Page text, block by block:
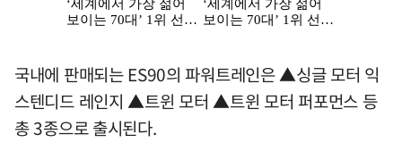
국내에 판매되는 ES90의 파워트레인은 ▲싱글 모터 익
스텐디드 레인지 ▲트윈 모터 ▲트윈 모터 퍼포먼스 등
총 3종으로 출시된다.